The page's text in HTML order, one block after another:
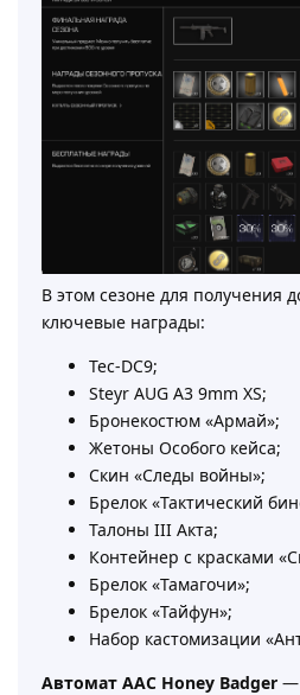
В этом сезоне для получения
ключевые награды:
Tec-DC9;
Steyr AUG A3 9mm XS;
Бронекостюм «Армай»;
Жетоны Особого кейса;
Скин «Следы войны»;
Брелок «Тактический
Талоны III Акта;
Контейнер с красками
Брелок «Тамагочи»;
Брелок «Тайфун»;
Набор кастомизации
Автомат AAC Honey Badger —